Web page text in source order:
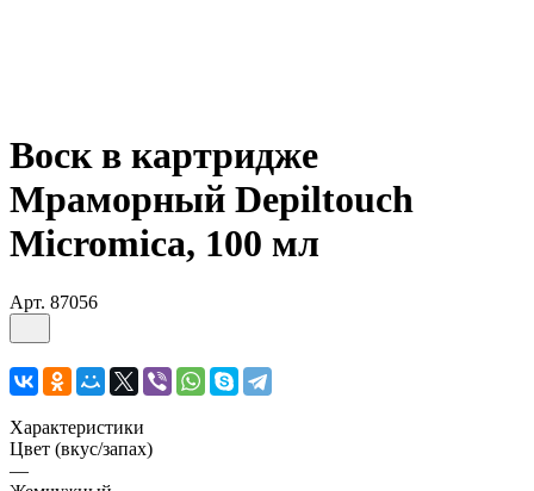
Воск в картридже
Мраморный Depiltouch
Micromica, 100 мл
Арт. 87056
Характеристики
Цвет (вкус/запах)
—